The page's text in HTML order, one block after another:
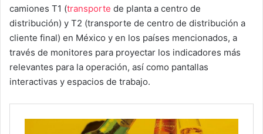
camiones T1 (transporte de planta a centro de
distribución) y T2 (transporte de centro de distribución a
cliente final) en México y en los países mencionados, a
través de monitores para proyectar los indicadores más
relevantes para la operación, así como pantallas
interactivas y espacios de trabajo.